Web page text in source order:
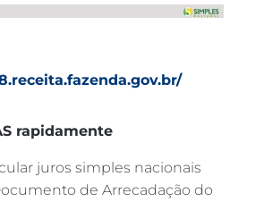
rapidamente
juros simples nacionais
de Arrecadação do